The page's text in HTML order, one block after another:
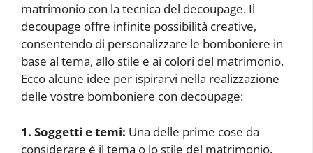
matrimonio con la tecnica del decoupage. Il
decoupage offre infinite possibilità creative,
consentendo di personalizzare le bomboniere in
base al tema, allo stile e ai colori del matrimonio.
Ecco alcune idee per ispirarvi nella realizzazione
delle vostre bomboniere con decoupage:
1. Soggetti e temi: Una delle prime cose da
considerare è il tema o lo stile del matrimonio.